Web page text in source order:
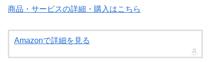
商品・サービスの詳細・購入はこちら
Amazonで詳細を見る